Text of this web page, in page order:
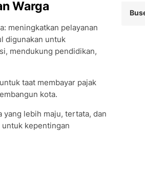
Warga
meningkatkan pelayanan
digunakan untuk
mendukung pendidikan,
taat membayar pajak
kota.
yang lebih maju, tertata, dan
kepentingan